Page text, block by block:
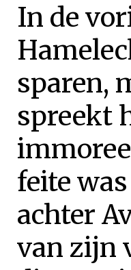
In de
sparen,
spreekt
feite
achter
van zijn